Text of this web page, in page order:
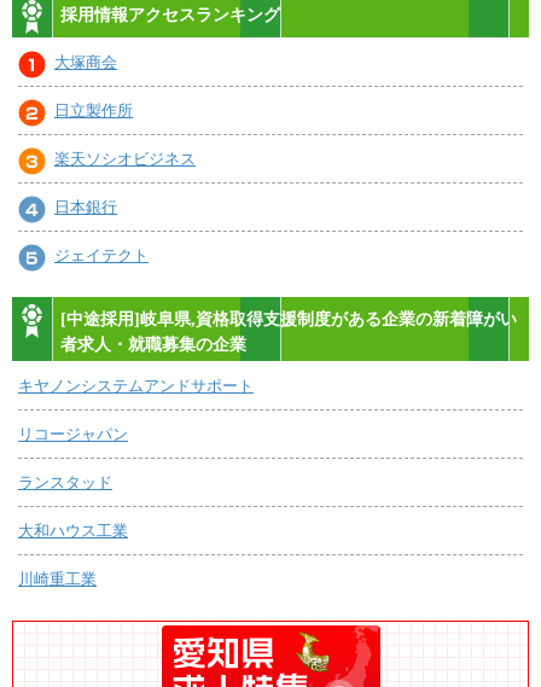
採用情報アクセスランキング
大塚商会
日立製作所
楽天ソシオビジネス
日本銀行
ジェイテクト
[中途採用]岐阜県,資格取得支援制度がある企業の新着障がい
者求人・就職募集の企業
キヤノンシステムアンドサポート
リコージャパン
ランスタッド
大和ハウス工業
川崎重工業